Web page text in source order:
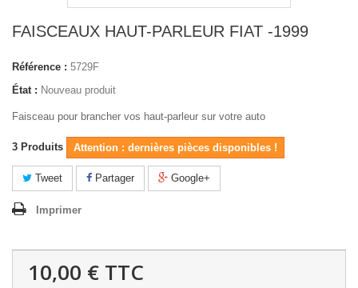
FAISCEAUX HAUT-PARLEUR FIAT -1999
Référence : 5729F
État : Nouveau produit
Faisceau pour brancher vos haut-parleur sur votre auto
3 Produits Attention : dernières pièces disponibles !
Tweet Partager Google+
Imprimer
10,00 € TTC